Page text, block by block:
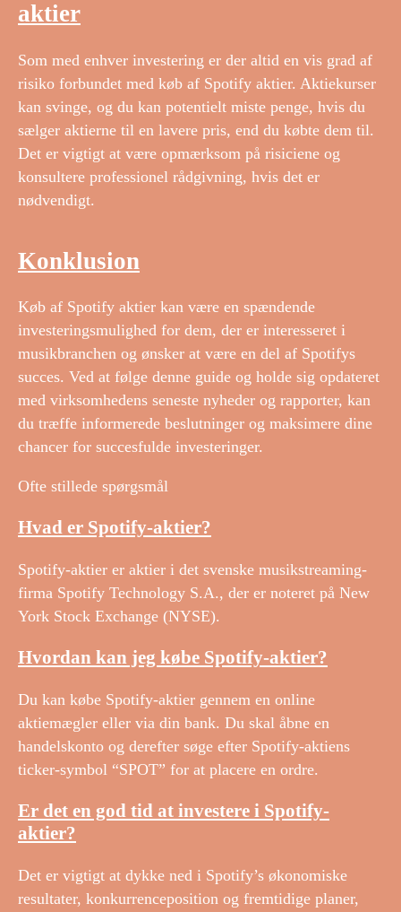
aktier
Som med enhver investering er der altid en vis grad af
risiko forbundet med køb af Spotify aktier. Aktiekurser
kan svinge, og du kan potentielt miste penge, hvis du
sælger aktierne til en lavere pris, end du købte dem til.
Det er vigtigt at være opmærksom på risiciene og
konsultere professionel rådgivning, hvis det er
nødvendigt.
Konklusion
Køb af Spotify aktier kan være en spændende
investeringsmulighed for dem, der er interesseret i
musikbranchen og ønsker at være en del af Spotifys
succes. Ved at følge denne guide og holde sig opdateret
med virksomhedens seneste nyheder og rapporter, kan
du træffe informerede beslutninger og maksimere dine
chancer for succesfulde investeringer.
Ofte stillede spørgsmål
Hvad er Spotify-aktier?
Spotify-aktier er aktier i det svenske musikstreaming-
firma Spotify Technology S.A., der er noteret på New
York Stock Exchange (NYSE).
Hvordan kan jeg købe Spotify-aktier?
Du kan købe Spotify-aktier gennem en online
aktiemægler eller via din bank. Du skal åbne en
handelskonto og derefter søge efter Spotify-aktiens
ticker-symbol “SPOT” for at placere en ordre.
Er det en god tid at investere i Spotify-
aktier?
Det er vigtigt at dykke ned i Spotify’s økonomiske
resultater, konkurrenceposition og fremtidige planer,